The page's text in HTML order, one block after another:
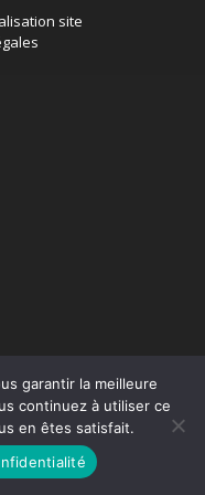
site
garantir la meilleure
continuez à utiliser ce
en êtes satisfait.